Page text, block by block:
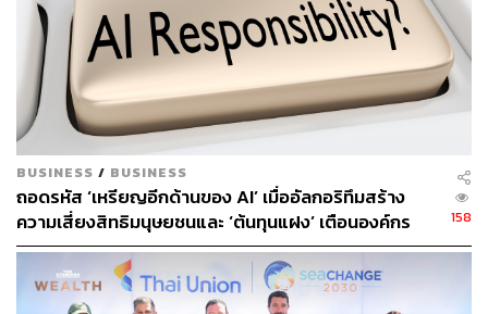
TAGS: Sustain Lifestyle
Jim Thompson Farm
BUSINESS / BUSINESS
ถอดรหัส ‘เหรียญอีกด้านของ AI’ เมื่ออัลกอริทึมสร้าง
ความเสี่ยงสิทธิมนุษยชนและ ‘ต้นทุนแฝง’ เตือนองค์กร
ระวังกับดักอคติเชิงระบบ ก่อนกระทบมูลค่าแบรนด์ระยะ
158